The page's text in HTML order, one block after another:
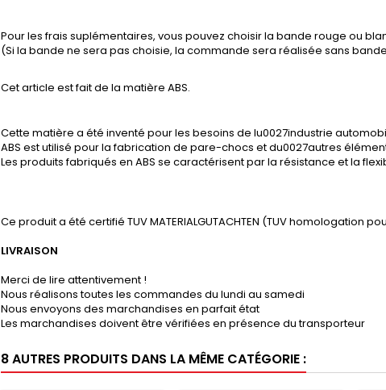
Pour les frais suplémentaires, vous pouvez choisir la bande rouge ou
(Si la bande ne sera pas choisie, la commande sera réalisée sans
Cet article est fait de la matière ABS.
Cette matière a été inventé pour les besoins de lu0027industrie
ABS est utilisé pour la fabrication de pare-chocs et du0027autres
Les produits fabriqués en ABS se caractérisent par la résistance et la
Ce produit a été certifié TUV MATERIALGUTACHTEN (TUV homologation
LIVRAISON
Merci de lire attentivement !
Nous réalisons toutes les commandes du lundi au samedi
Nous envoyons des marchandises en parfait état
Les marchandises doivent être vérifiées en présence du transporteur
8 AUTRES PRODUITS DANS LA MÊME CATÉGORIE :